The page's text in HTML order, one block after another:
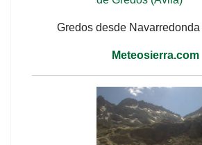
Gredos desde
Meteosierra.com